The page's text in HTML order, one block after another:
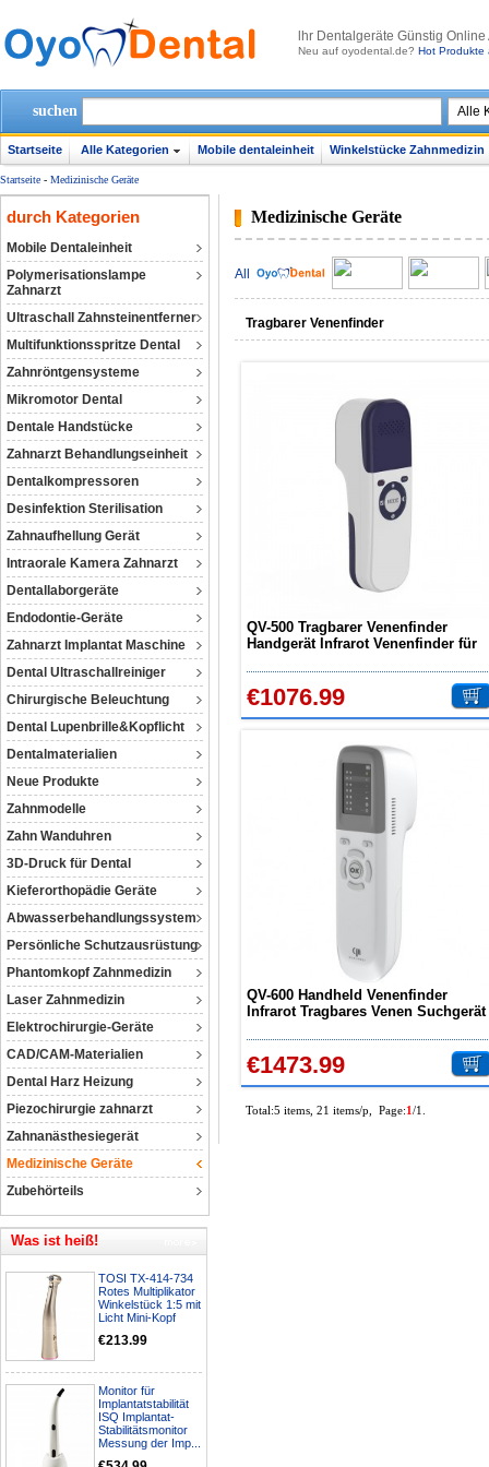
lhr Dentalgeräte Günstig
Neu auf oyodental.de? Hot Produkte
suchen
Startseite Alle Kategorien Mobile dentaleinheit Winkelstücke Zahnmedizin
Startseite - Medizinische Geräte
durch Kategorien
Mobile Dentaleinheit
Polymerisationslampe
Zahnarzt
Ultraschall Zahnsteinentferner
Multifunktionsspritze Dental
Zahnröntgensysteme
Mikromotor Dental
Dentale Handstücke
Zahnarzt Behandlungseinheit
Dentalkompressoren‎
Desinfektion Sterilisation
Zahnaufhellung Gerät
Intraorale Kamera Zahnarzt
Dentallaborgeräte
Endodontie-Geräte
Zahnarzt Implantat Maschine
Dental Ultraschallreiniger
Chirurgische Beleuchtung
Dental Lupenbrille&Kopflicht
Dentalmaterialien
Neue Produkte
Zahnmodelle
Zahn Wanduhren
3D-Druck für Dental
Kieferorthopädie Geräte
Abwasserbehandlungssystem
Persönliche Schutzausrüstung
Phantomkopf Zahnmedizin
Laser Zahnmedizin
Elektrochirurgie-Geräte
CAD/CAM-Materialien
Dental Harz Heizung
Piezochirurgie zahnarzt
Zahnanästhesiegerät
Medizinische Geräte
Zubehörteils
Was ist heiß!
TOSI TX-414-734
Rotes Multiplikator
Winkelstück 1:5 mit
Licht Mini-Kopf
€213.99
Monitor für
Implantatstabilität
ISQ Implantat-
Stabilitätsmonitor
Messung der Imp...
Medizinische Geräte
All
Tragbarer Venenfinder
QV-500 Tragbarer Venenfinder
Handgerät Infrarot Venenfinder für
€1076.99
QV-600 Handheld Venenfinder
Infrarot Tragbares Venen Suchgerät
€1473.99
Total:5 items, 21 items/p, Page:1/1.